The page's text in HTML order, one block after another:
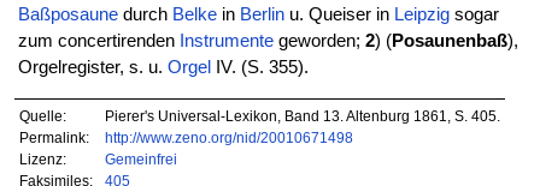
Baßposaunedurch Belkein Berlinu. Queiser in Leipzigsogar
zum concertirenden Instrumentegeworden; 2) (Posaunenbaß),
Orgelregister, s. u. Orgel IV. (S. 355).
Quelle:
Pierer's Universal-Lexikon, Band 13. Altenburg 1861, S. 405.
Permalink:
http://www.zeno.org/nid/20010671498
Lizenz:
Gemeinfrei
Faksimiles:
405